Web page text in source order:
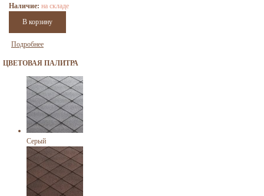
Наличие: на складе
Подробнее
ЦВЕТОВАЯ ПАЛИТРА
Серый